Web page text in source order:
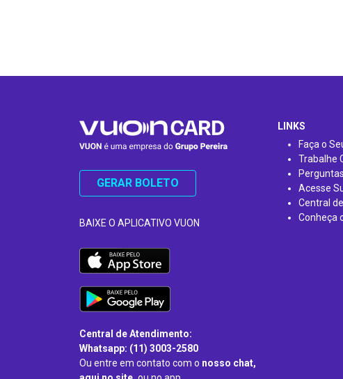
GERAR BOLETO
BAIXE O APLICATIVO VUON
Central de Atendimento:
Whatsapp: (11) 3003-2580
Ou entre em contato com o nosso chat,
LINKS
Faça o
Trabalhe
Acesse
Central
Conheça